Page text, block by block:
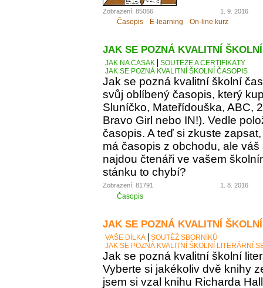
Zobrazení: 85066 1. 9. 2016
Časopis E-learning On-line kurz
JAK SE POZNÁ KVALITNÍ
JAK NA ČASÁK
SOUTĚŽE A CERTIFIKÁTY
JAK SE POZNÁ KVALITNÍ ŠKOLNÍ ČASOPIS
Jak se pozná kvalitní školní
svůj oblíbený časopis, který
Sluníčko, Mateřídouška, ABC,
Bravo Girl nebo IN!). Vedle
časopis. A teď si zkuste
má časopis z obchodu, ale
najdou čtenáři ve vašem
stánku to chybí?
Zobrazení: 81791 1. 8. 2016
Časopis
JAK SE POZNÁ KVALITNÍ
VAŠE DÍLKA
SOUTĚŽ SBORNÍKŮ
JAK SE POZNÁ KVALITNÍ ŠKOLNÍ LITERÁRNÍ
Jak se pozná kvalitní školní
Vyberte si jakékoliv dvě knihy
jsem si vzal knihu Richarda